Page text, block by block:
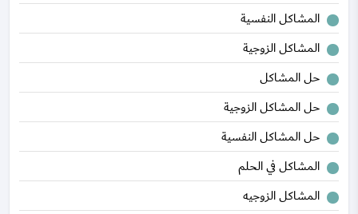
المشاكل النفسية
المشاكل الزوجية
حل المشاكل
حل المشاكل الزوجية
حل المشاكل النفسية
المشاكل في الحلم
المشاكل الزوجيه